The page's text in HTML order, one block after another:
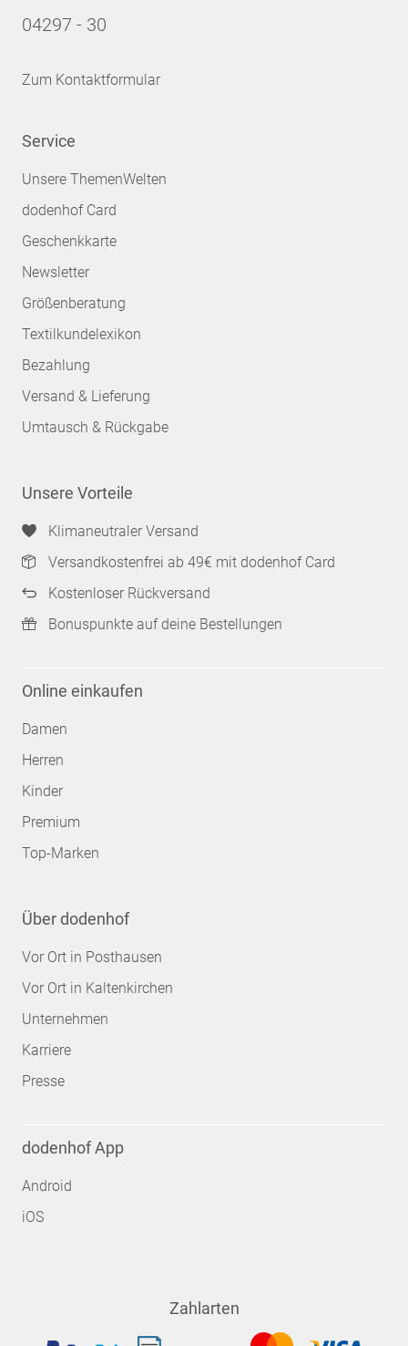
04297 - 30
Zum Kontaktformular
Service
Unsere ThemenWelten
dodenhof Card
Geschenkkarte
Newsletter
Größenberatung
Textilkundelexikon
Bezahlung
Versand & Lieferung
Umtausch & Rückgabe
Unsere Vorteile
Klimaneutraler Versand
Versandkostenfrei ab 49€ mit dodenhof Card
Kostenloser Rückversand
Bonuspunkte auf deine Bestellungen
Online einkaufen
Damen
Herren
Kinder
Premium
Top-Marken
Über dodenhof
Vor Ort in Posthausen
Vor Ort in Kaltenkirchen
Unternehmen
Karriere
Presse
dodenhof App
Android
iOS
Zahlarten